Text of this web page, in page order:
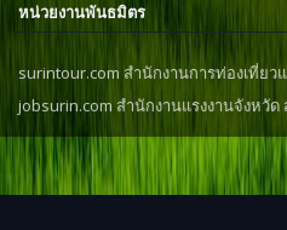
หน่วยงานพันธมิตร
surintour.com สำนักงานการท่องเที่ย
jobsurin.com สำนักงานแรงงานจังหวัด